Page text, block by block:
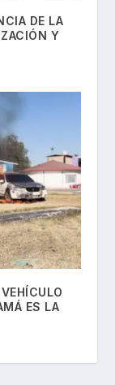
DE LA
Y
ES LA